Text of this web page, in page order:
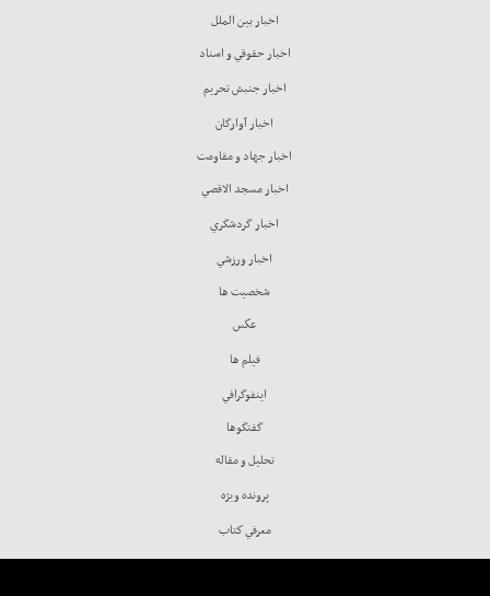
اخبار بين الملل
اخبار حقوقي و اسناد
اخبار جنبش تحريم
اخبار آوارگان
اخبار جهاد و مقاومت
اخبار مسجد الاقصي
اخبار گردشگري
اخبار ورزشي
شخصيت ها
عكس
فيلم ها
اينفوگرافي
گفتگوها
تحليل و مقاله
پرونده ويژه
معرفي كتاب